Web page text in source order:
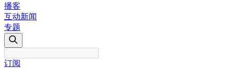
播客
互动新闻
专题
订阅